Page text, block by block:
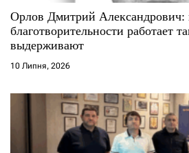
Орлов Дмитрий Александрович:
благотворительности работает
выдерживают
10 Липня, 2026